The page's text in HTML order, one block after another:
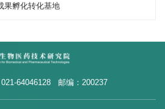
果孵化转化基地
64046128 邮编：200237